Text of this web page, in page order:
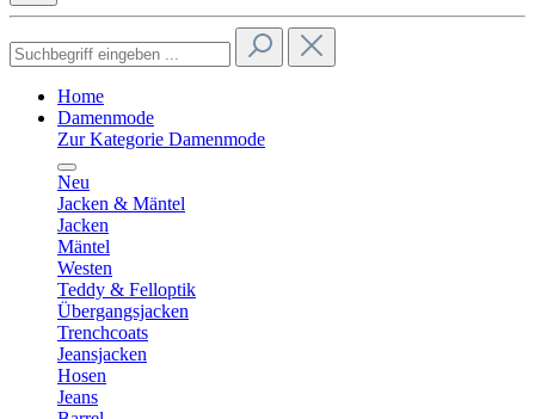
Home
Damenmode
Zur Kategorie Damenmode
Neu
Jacken & Mäntel
Jacken
Mäntel
Westen
Teddy & Felloptik
Übergangsjacken
Trenchcoats
Jeansjacken
Hosen
Jeans